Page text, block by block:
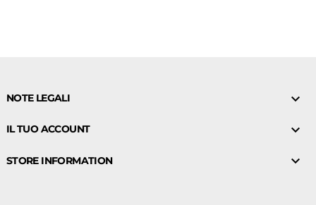
NOTE LEGALI 
IL TUO ACCOUNT 
STORE INFORMATION 